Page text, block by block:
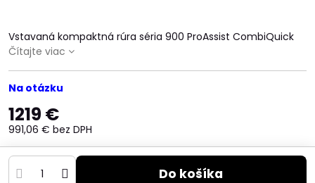
Vstavaná kompaktná rúra séria 900 ProAssist CombiQuick
Čítajte viac
Na otázku
1219 €
991,06 € bez DPH
Do košíka